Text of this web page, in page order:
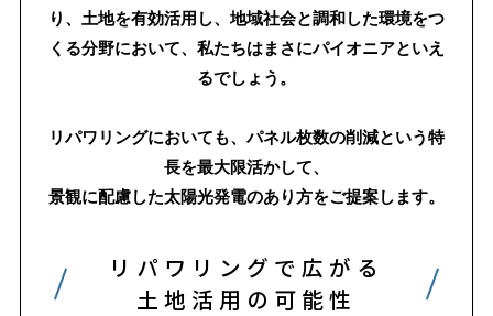
り、土地を有効活用し、地域社会と調和した環境をつ
くる分野において、私たちはまさにパイオニアといえ
るでしょう。
リパワリングにおいても、パネル枚数の削減という特
長を最大限活かして、
景観に配慮した太陽光発電のあり方をご提案します。
リパワリングで広がる
土地活用の可能性